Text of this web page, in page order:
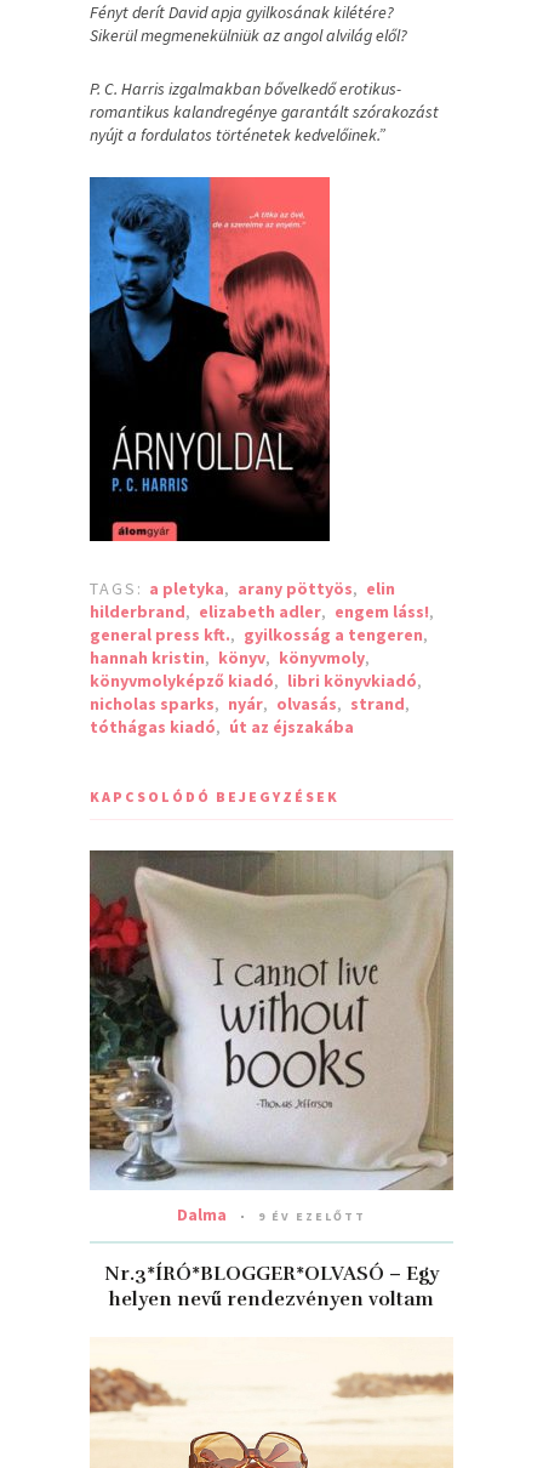
Fényt derít David apja gyilkosának kilétére?
Sikerül megmenekülniük az angol alvilág elől?
P. C. Harris izgalmakban bővelkedő erotikus-
romantikus kalandregénye garantált szórakozást
nyújt a fordulatos történetek kedvelőinek.”
TAGS: a pletyka, arany pöttyös, elin
hilderbrand, elizabeth adler, engem láss!,
general press kft., gyilkosság a tengeren,
hannah kristin, könyv, könyvmoly,
könyvmolyképző kiadó, libri könyvkiadó,
nicholas sparks, nyár, olvasás, strand,
tóthágas kiadó, út az éjszakába
KAPCSOLÓDÓ BEJEGYZÉSEK
Dalma 9 ÉV EZELŐTT
Nr.3*ÍRÓ*BLOGGER*OLVASÓ – Egy
helyen nevű rendezvényen voltam